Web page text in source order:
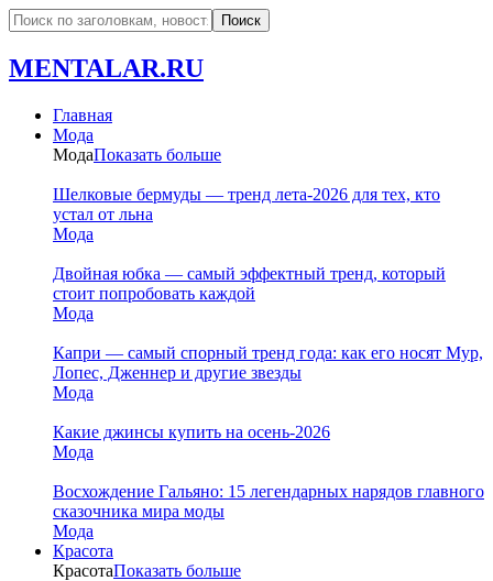
MENTALAR.RU
Главная
Мода
МодаПоказать больше
Шелковые бермуды — тренд лета-2026 для тех, кто
устал от льна
Мода
Двойная юбка — самый эффектный тренд, который
стоит попробовать каждой
Мода
Капри — самый спорный тренд года: как его носят Мур,
Лопес, Дженнер и другие звезды
Мода
Какие джинсы купить на осень-2026
Мода
Восхождение Гальяно: 15 легендарных нарядов главного
сказочника мира моды
Мода
Красота
КрасотаПоказать больше